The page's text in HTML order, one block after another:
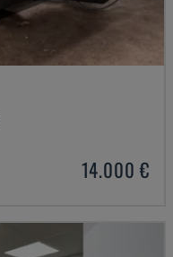
14.000 €